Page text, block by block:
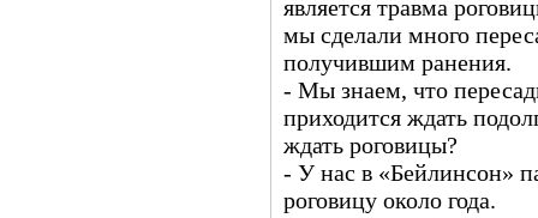
является травма
мы сделали много
получившим ранения.
- Мы знаем, что
приходится ждать
ждать роговицы?
- У нас в «Бейлинсон»
роговицу около года.